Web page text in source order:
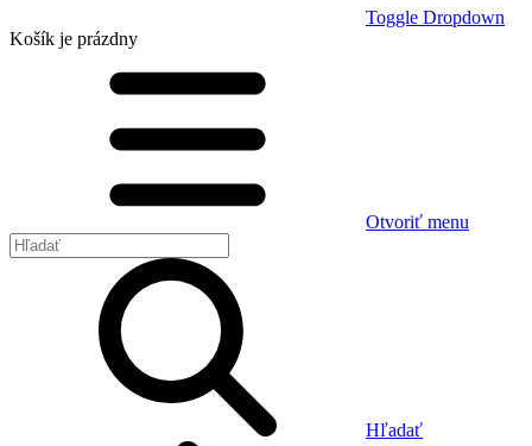
Toggle Dropdown
Košík je prázdny
Otvoriť menu
Hľadať